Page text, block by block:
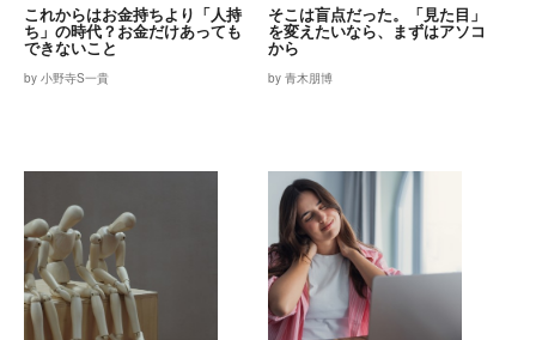
これからはお金持ちより「人持
ち」の時代？お金だけあっても
できないこと
by 小野寺S一貴
そこは盲点だった。「見た目」
を変えたいなら、まずはアソコ
から
by 青木朋博